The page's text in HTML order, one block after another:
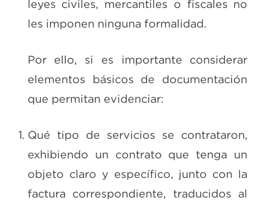
leyes civiles, mercantiles o fiscales no
les imponen ninguna formalidad.
Por ello, si es importante considerar
elementos básicos de documentación
que permitan evidenciar:
Qué tipo de servicios se contrataron,
exhibiendo un contrato que tenga un
objeto claro y específico, junto con la
factura correspondiente, traducidos al